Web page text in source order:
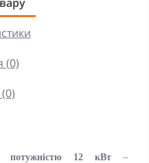
(0)
потужністю 12 кВт –